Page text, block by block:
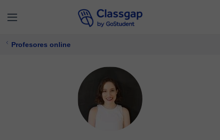
Profesores online